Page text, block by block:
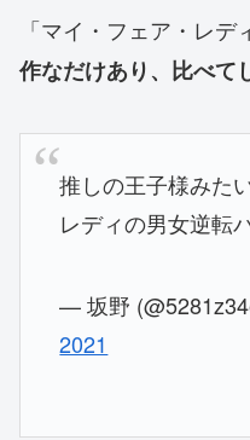
「マイ・フェア・レ
作なだけあり、比べて
推しの王子様みた
レディの男女逆転
— 坂野
2021